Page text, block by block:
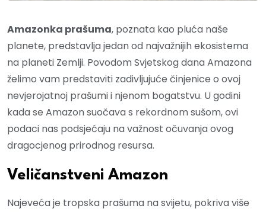
Amazonka prašuma, poznata kao pluća naše
planete, predstavlja jedan od najvažnijih ekosistema
na planeti Zemlji. Povodom Svjetskog dana Amazona
želimo vam predstaviti zadivljujuće činjenice o ovoj
nevjerojatnoj prašumi i njenom bogatstvu. U godini
kada se Amazon suočava s rekordnom sušom, ovi
podaci nas podsjećaju na važnost očuvanja ovog
dragocjenog prirodnog resursa.
Veličanstveni Amazon
Najeveća je tropska prašuma na svijetu, pokriva više